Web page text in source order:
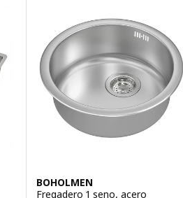
BOHOLMEN
Fregadero 1 seno, acero